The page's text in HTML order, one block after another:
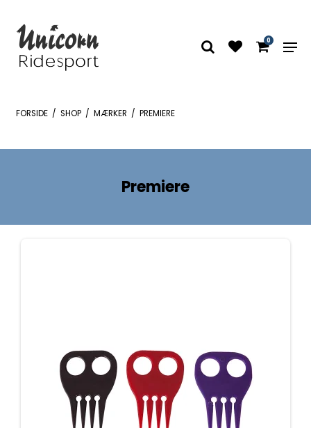
0
FORSIDE / SHOP / MÆRKER / PREMIERE
Premiere